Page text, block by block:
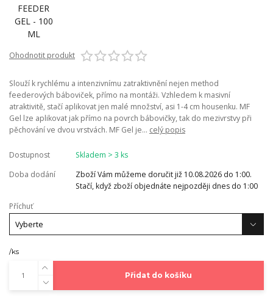
Ohodnotit produkt
Slouží k rychlému a intenzivnímu zatraktivnění nejen method
feederových báboviček, přímo na montáži. Vzhledem k masivní
atraktivitě, stačí aplikovat jen malé množství, asi 1-4 cm housenku. MF
Gel lze aplikovat jak přímo na povrch bábovičky, tak do mezivrstvy při
pěchování ve dvou vrstvách. MF Gel je... celý popis
Dostupnost
Skladem > 3 ks
Doba dodání
Zboží Vám můžeme doručit již 10.08.2026 do 1:00.
Stačí, když zboží objednáte nejpozději dnes do 1:00
Příchuť
/ks
Přidat do košíku